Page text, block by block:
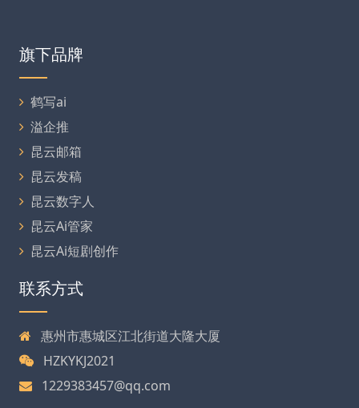
旗下品牌
鹤写ai
溢企推
昆云邮箱
昆云发稿
昆云数字人
昆云Ai管家
昆云Ai短剧创作
联系方式
惠州市惠城区江北街道大隆大厦
HZKYKJ2021
1229383457@qq.com